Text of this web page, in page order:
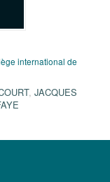
international de
, JACQUES